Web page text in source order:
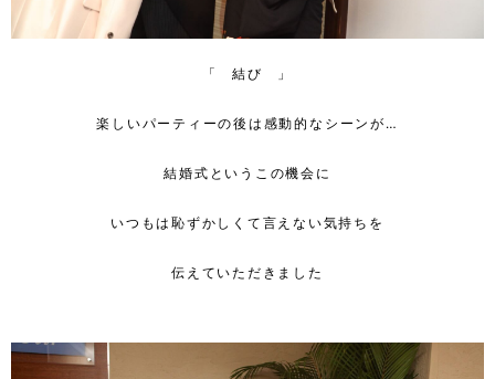
「 結び 」
楽しいパーティーの後は感動的なシーンが…
結婚式というこの機会に
いつもは恥ずかしくて言えない気持ちを
伝えていただきました